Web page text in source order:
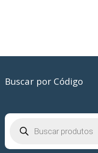
Buscar por Código
produtos